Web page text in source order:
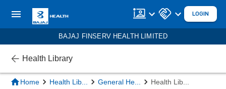
LOGIN
BAJAJ FINSERV HEALTH LIMITED
Health Library
Home Health Lib General He Health Lib